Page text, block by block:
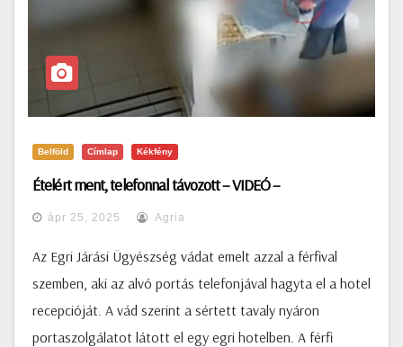
Belföld Címlap Kékfény
Ételért ment, telefonnal távozott – VIDEÓ –
ápr 25, 2025 Agria
Az Egri Járási Ügyészség vádat emelt azzal a férfival
szemben, aki az alvó portás telefonjával hagyta el a hotel
recepcióját. A vád szerint a sértett tavaly nyáron
portaszolgálatot látott el egy egri hotelben. A férfi